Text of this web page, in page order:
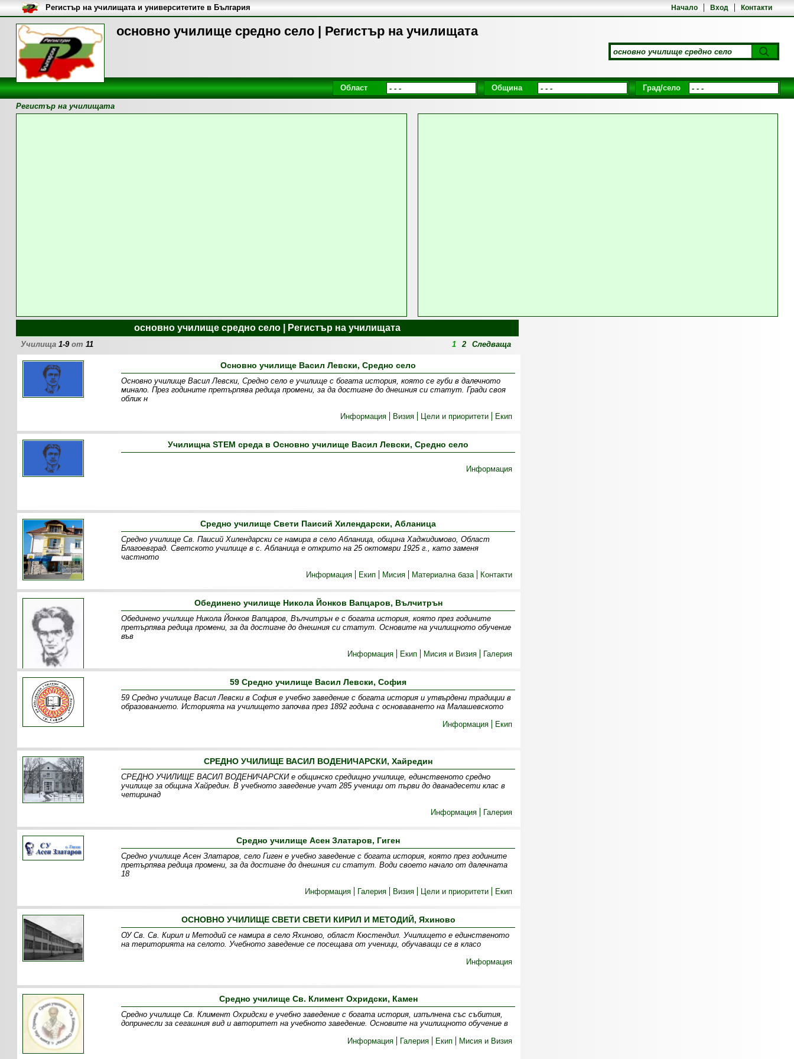
основно училище средно село | Регистър на училищата
Начало Вход Контакти
Регистър на училищата и университетите в България
Област Община Град/село
Регистър на училищата
основно училище средно село | Регистър на училищата
Училища1-9от11 1 2 Следваща
Основно училище Васил Левски, Средно село
Основно училище Васил Левски, Средно село е училище с богата история, която се губи в далечното
минало. През годините претърпява редица промени, за да достигне до днешния си статут. Гради своя
облик н
Информация
Визия Цели и приоритети Екип
Училищна STEM среда в Основно училище Васил Левски, Средно село
Информация
Средно училище Свети Паисий Хилендарски, Абланица
Средно училище Св. Паисий Хилендарски се намира в село Абланица, община Хаджидимово, Област
Благоевград. Светското училище в с. Абланица е открито на 25 октомври 1925 г., като заменя
частното
Информация
Екип Мисия Материална база Контакти
Обединено училище Никола Йонков Вапцаров, Вълчитрън
Обединено училище Никола Йонков Вапцаров, Вълчитрън е с богата история, която през годините
претърпява редица промени, за да достигне до днешния си статут. Основите на училищното обучение
във
Информация
Екип Мисия и Визия Галерия
59 Средно училище Васил Левски, София
59 Средно училище Васил Левски в София е учебно заведение с богата история и утвърдени традиции в
образованието. Историята на училището започва през 1892 година с основаването на Малашевското
Информация
Екип
СРЕДНО УЧИЛИЩЕ ВАСИЛ ВОДЕНИЧАРСКИ, Хайредин
СРЕДНО УЧИЛИЩЕ ВАСИЛ ВОДЕНИЧАРСКИ е общинско средищно училище, единственото средно
училище за община Хайредин. В учебното заведение учат 285 ученици от първи до дванадесети клас в
четиринад
Информация
Галерия
Средно училище Асен Златаров, Гиген
Средно училище Асен Златаров, село Гиген е учебно заведение с богата история, която през годините
претърпява редица промени, за да достигне до днешния си статут. Води своето начало от далечната
18
Информация
Галерия Визия Цели и приоритети Екип
ОСНОВНО УЧИЛИЩЕ СВЕТИ СВЕТИ КИРИЛ И МЕТОДИЙ, Яхиново
ОУ Св. Св. Кирил и Методий се намира в село Яхиново, област Кюстендил. Училището е единственото
на територията на селото. Учебното заведение се посещава от ученици, обучаващи се в класо
Информация
Средно училище Св. Климент Охридски, Камен
Средно училище Св. Климент Охридски e учебно заведение с богата история, изпълнена със събития,
допринесли за сегашния вид и авторитет на учебното заведение. Основите на училищното обучение в
Информация
Галерия Екип Мисия и Визия